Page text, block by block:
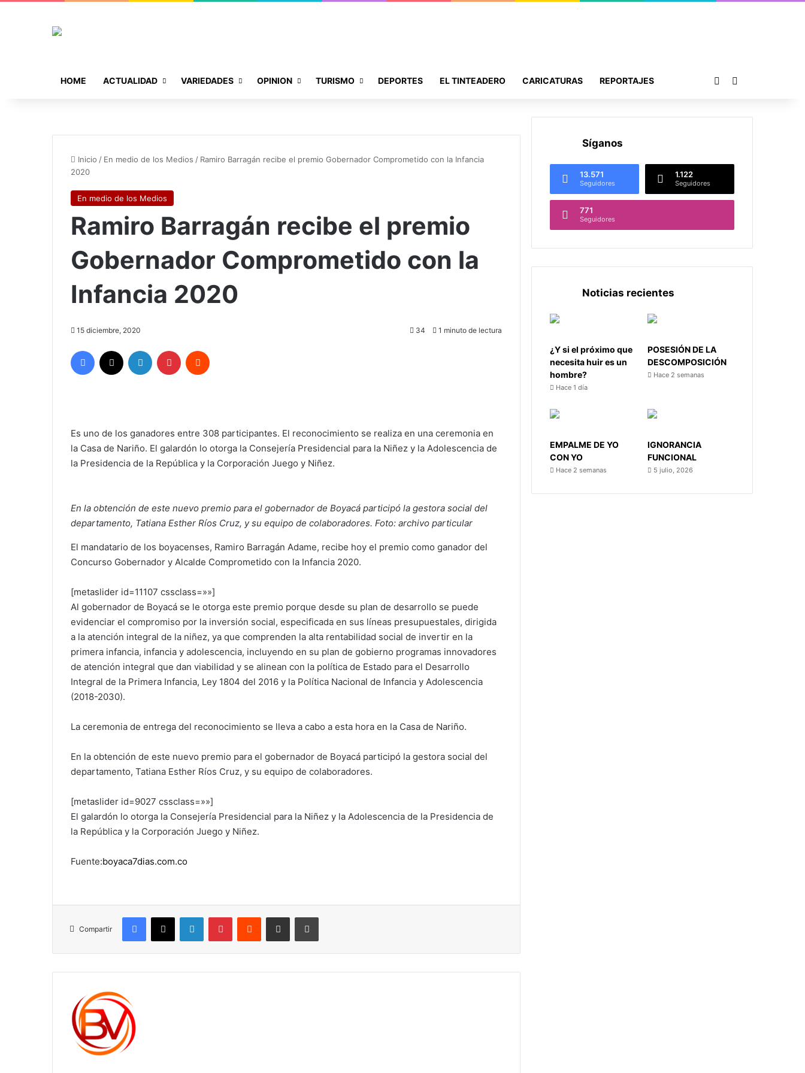
HOME ACTUALIDAD VARIEDADES OPINION TURISMO DEPORTES EL TINTEADERO CARICATURAS REPORTAJES Publicación al azar
Inicio / En medio de los Medios / Ramiro Barragán recibe el premio Gobernador Comprometido con la Infancia
2020
En medio de los Medios
Ramiro Barragán recibe el premio
Gobernador Comprometido con la
Infancia 2020
15 diciembre, 2020 34 1 minuto de lectura
Facebook LinkedIn Pinterest
Es uno de los ganadores entre 308 participantes. El reconocimiento se realiza en una ceremonia en
la Casa de Nariño. El galardón lo otorga la Consejería Presidencial para la Niñez y la Adolescencia de
la Presidencia de la República y la Corporación Juego y Niñez.
En la obtención de este nuevo premio para el gobernador de Boyacá participó la gestora social del
departamento, Tatiana Esther Ríos Cruz, y su equipo de colaboradores. Foto: archivo particular
El mandatario de los boyacenses, Ramiro Barragán Adame, recibe hoy el premio como ganador del
Concurso Gobernador y Alcalde Comprometido con la Infancia 2020.
[metaslider id=11107 cssclass=»»]
Al gobernador de Boyacá se le otorga este premio porque desde su plan de desarrollo se puede
evidenciar el compromiso por la inversión social, especificada en sus líneas presupuestales, dirigida
a la atención integral de la niñez, ya que comprenden la alta rentabilidad social de invertir en la
primera infancia, infancia y adolescencia, incluyendo en su plan de gobierno programas innovadores
de atención integral que dan viabilidad y se alinean con la política de Estado para el Desarrollo
Integral de la Primera Infancia, Ley 1804 del 2016 y la Política Nacional de Infancia y Adolescencia
(2018-2030).
La ceremonia de entrega del reconocimiento se lleva a cabo a esta hora en la Casa de Nariño.
En la obtención de este nuevo premio para el gobernador de Boyacá participó la gestora social del
departamento, Tatiana Esther Ríos Cruz, y su equipo de colaboradores.
[metaslider id=9027 cssclass=»»]
El galardón lo otorga la Consejería Presidencial para la Niñez y la Adolescencia de la Presidencia de
la República y la Corporación Juego y Niñez.
Fuente:boyaca7dias.com.co
Compartir
Facebook
X LinkedInPinterestReddit Compartir por correo electrónicoImprimir
Síganos
13.571
Seguidores
1.122
Seguidores
771
Seguidores
Noticias recientes
¿Y si el próximo que
necesita huir es un
hombre?
Hace 1 día
POSESIÓN DE LA
DESCOMPOSICIÓN
Hace 2 semanas
EMPALME DE YO
CON YO
Hace 2 semanas
IGNORANCIA
FUNCIONAL
5 julio, 2026